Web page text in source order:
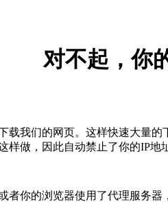
对不起，你
载我们的网页。这样快速大量
样做，因此自动禁止了你的IP
者你的浏览器使用了代理服务